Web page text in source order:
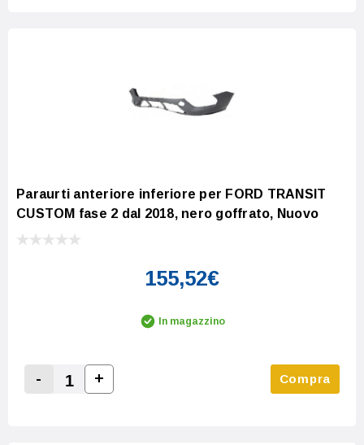
Paraurti anteriore inferiore per FORD TRANSIT
CUSTOM fase 2 dal 2018, nero goffrato, Nuovo
155,52€
In magazzino
Decrease Quantity:
-
Increase Quantity:
+ Compra